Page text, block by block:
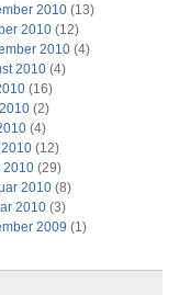
2010(13)
2010(12)
2010(4)
2010(4)
(16)
(2)
(4)
(12)
2010(29)
2010(8)
2010(3)
2009 (1)